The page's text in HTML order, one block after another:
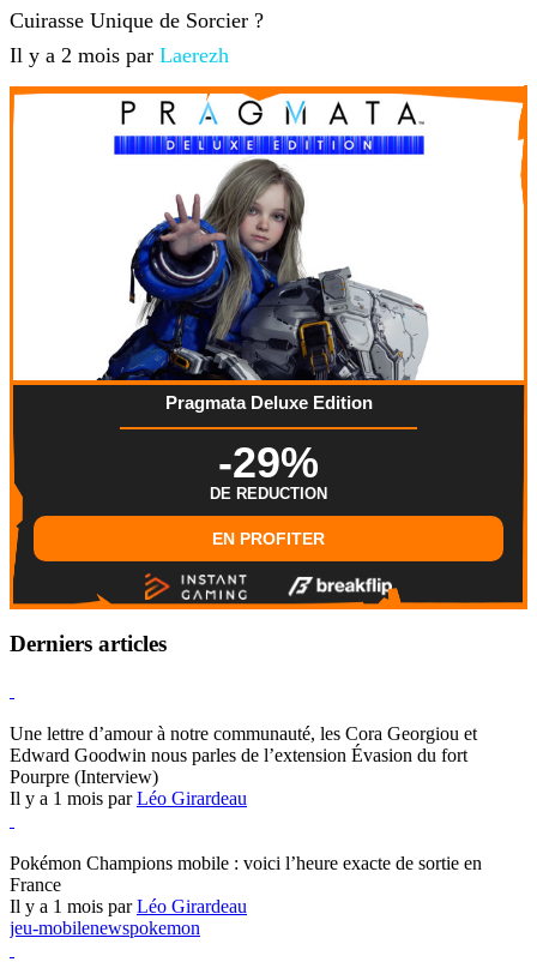
Cuirasse Unique de Sorcier ?
Il y a 2 mois par Laerezh
Pragmata Deluxe Edition
-29%
DE REDUCTION
EN PROFITER
Derniers articles
Une lettre d’amour à notre communauté, les Cora Georgiou et
Edward Goodwin nous parles de l’extension Évasion du fort
Pourpre (Interview)
Il y a 1 mois parLéo Girardeau
Pokémon Champions mobile : voici l’heure exacte de sortie en
France
Il y a 1 mois parLéo Girardeau
jeu-mobilenewspokemon